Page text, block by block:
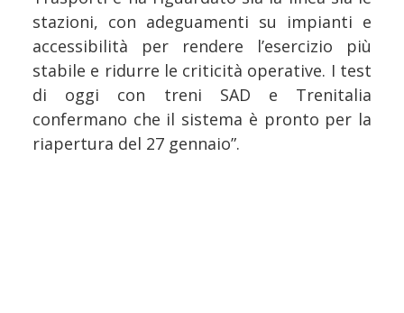
stazioni, con adeguamenti su impianti e
accessibilità per rendere l’esercizio più
stabile e ridurre le criticità operative. I test
di oggi con treni SAD e Trenitalia
confermano che il sistema è pronto per la
riapertura del 27 gennaio”.